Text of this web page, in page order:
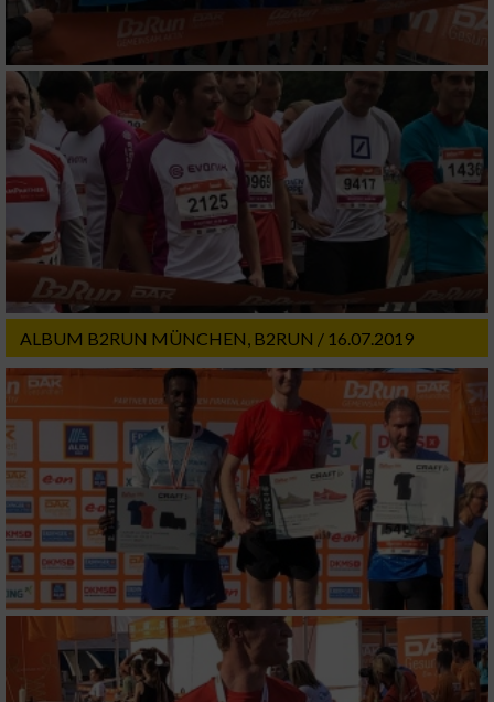
ALBUM B2RUN MÜNCHEN, B2RUN / 16.07.2019
Verwendung genauer Standortdaten
Geräte anhand von aktiv angeforderten
Informationen identifizieren
Nicht-IAB-Verarbeitungszwecke:
Notwendig
Performance
Funktional
Werbung